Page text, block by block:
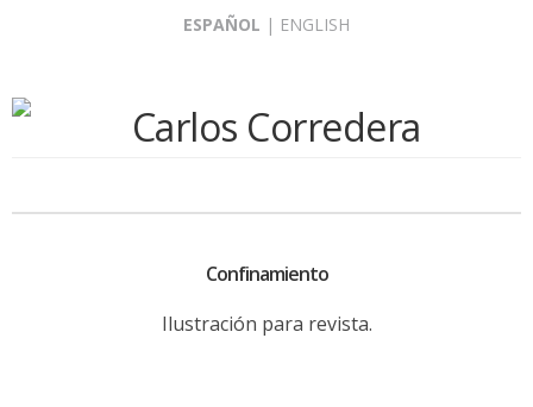
ESPAÑOL | ENGLISH
Confinamiento
Ilustración para revista.